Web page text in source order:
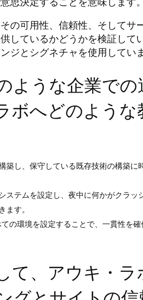
の可用性、信頼性、そしてサ
しているかどうかを検証して
ジとシグネチャを使用していま
ような企業での
ボへどのような
し、保守している既存技術の構築に
ステムを設定し、夜中に何かがクラッ
す。
の環境を設定することで、一貫性を確
て、アウキ・ラ